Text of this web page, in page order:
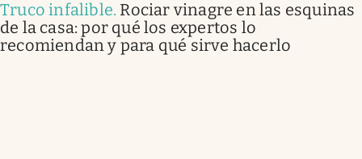
Truco infalible. Rociar vinagre en las esquinas
de la casa: por qué los expertos lo
recomiendan y para qué sirve hacerlo